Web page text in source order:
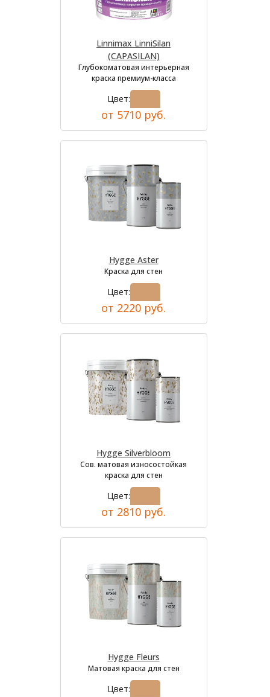
Linnimax LinniSilan
(CAPASILAN)
Глубокоматовая интерьерная
краска премиум-класса
Цвет:
от 5710 руб.
Hygge Aster
Краска для стен
Цвет:
от 2220 руб.
Hygge Silverbloom
Сов. матовая износостойкая
краска для стен
Цвет:
от 2810 руб.
Hygge Fleurs
Матовая краска для стен
Цвет: